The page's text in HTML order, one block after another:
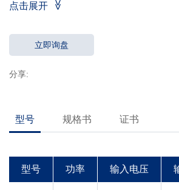
·高功率因数
·5年质保
·Ta，Tc：50°C/ 85°C
点击展开
立即询盘
分享:
型号 规格书 证书
型号 功率 输入电压